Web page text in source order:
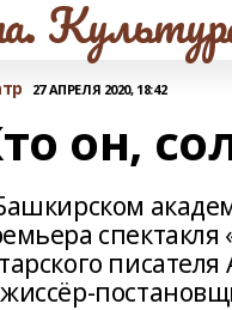
27 АПРЕЛЯ 2020, 18:42
он,